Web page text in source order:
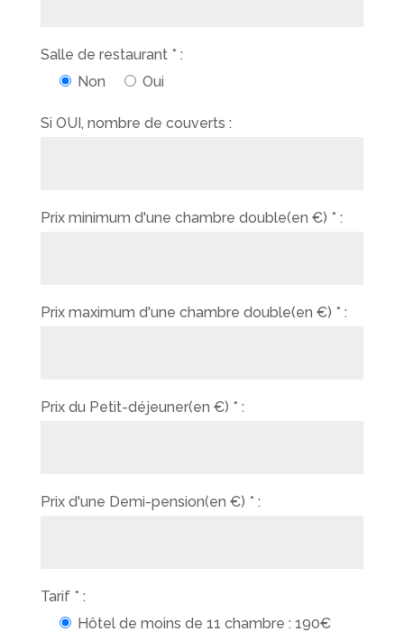
Salle de restaurant * :
Non
Oui
Si OUI, nombre de couverts :
Prix minimum d'une chambre double(en €) * :
Prix maximum d'une chambre double(en €) * :
Prix du Petit-déjeuner(en €) * :
Prix d'une Demi-pension(en €) * :
Tarif * :
Hôtel de moins de 11 chambre : 190€